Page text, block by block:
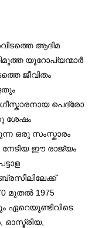
ആദിമ
യൂറോപ്യന്മാര്‍
ജീവിതം
പെദ്രോ
ശേഷം
ഒരു സംസ്കാരം
ഈ രാജ്യം
മുതല്‍ 1975
ഏറെയുണ്ടിവിടെ.
ഓസ്ട്രിയ,